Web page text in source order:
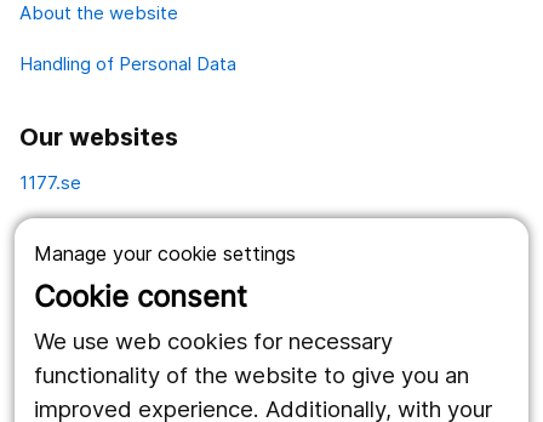
Manage your cookie settings
Cookie consent
We use web cookies for necessary
functionality of the website to give you an
improved experience. Additionally, with your
About the website
Handling of Personal Data
Our websites
1177.se
Vårdgivare
Utveckling